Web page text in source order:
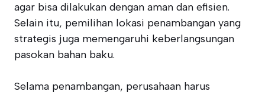
agar bisa dilakukan dengan aman dan efisien.
Selain itu, pemilihan lokasi penambangan yang
strategis juga memengaruhi keberlangsungan
pasokan bahan baku.
Selama penambangan, perusahaan harus